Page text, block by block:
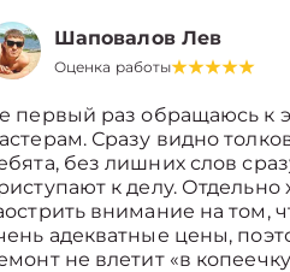
Шаповалов Лев
Оценка работы
первый раз обращаюсь к
Сразу видно
без лишних слов
к делу. Отдельно
внимание на том,
адекватные цены,
не влетит «в